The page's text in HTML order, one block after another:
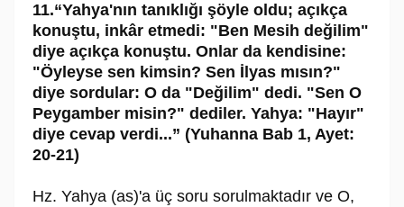
11.“Yahya'nın tanıklığı şöyle oldu; açıkça
konuştu, inkâr etmedi: "Ben Mesih değilim"
diye açıkça konuştu. Onlar da kendisine:
"Öyleyse sen kimsin? Sen İlyas mısın?"
diye sordular: O da "Değilim" dedi. "Sen O
Peygamber misin?" dediler. Yahya: "Hayır"
diye cevap verdi...” (Yuhanna Bab 1, Ayet:
20-21)
Hz. Yahya (as)'a üç soru sorulmaktadır ve O,